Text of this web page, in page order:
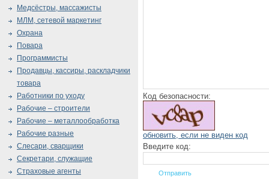
Код безопасности:
обновить, если не виден код
Введите код:
Медсёстры, массажисты
МЛМ, сетевой маркетинг
Охрана
Повара
Программисты
Продавцы, кассиры, раскладчики
товара
Работники по уходу
Рабочие – строители
Рабочие – металлообработка
Рабочие разные
Слесари, сварщики
Секретари, служащие
Страховые агенты